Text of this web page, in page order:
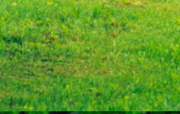
22. hét
A kozmikus messzeségekből fakadó
Nagy erővel bennünk él tovább:
A lélek belső fényévé válik,
És szellemi mélységekbe világít,
Hogy hozzon olyan gyümölcsöket,
Melyek a kozmikus Énből idővel
Emberi Énné érlelődnek.